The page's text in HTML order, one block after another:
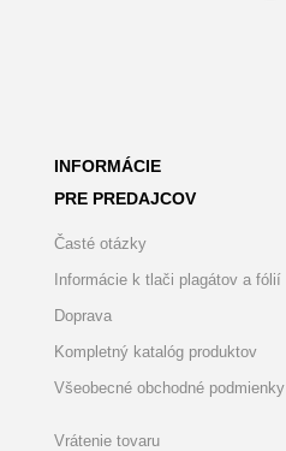
INFORMÁCIE
PRE PREDAJCOV
Časté otázky
Informácie k tlači plagátov a fólií
Doprava
Kompletný katalóg produktov
Všeobecné obchodné podmienky
Vrátenie tovaru